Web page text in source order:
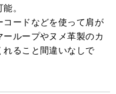
。
ードなどを使って肩が
ループやヌメ革製のカ
ること間違いなしで